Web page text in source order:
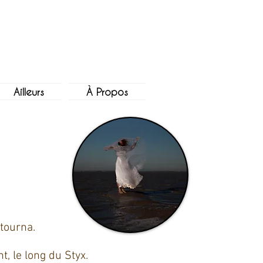
Ailleurs À Propos
le long du Styx.